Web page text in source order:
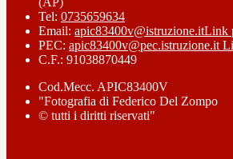
Tel: 0735659634
Email: apic83400v@istruzione.itLink
PEC: apic83400v@pec.istruzione.it
C.F.: 91038870449
Cod.Mecc. APIC83400V
"Fotografia di Federico Del Zompo
© tutti i diritti riservati"